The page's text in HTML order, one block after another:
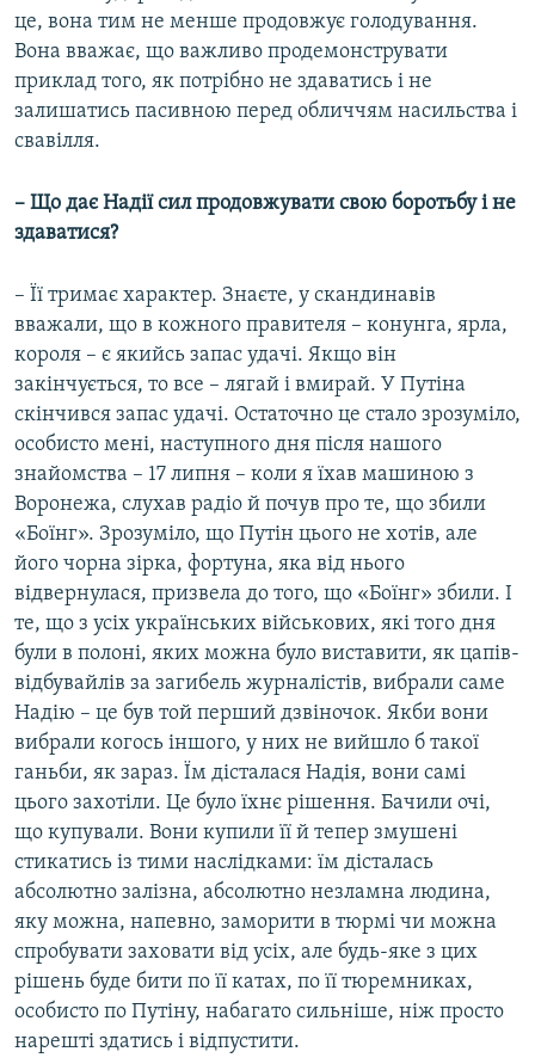
це, вона тим не менше продовжує голодування.
Вона вважає, що важливо продемонструвати
приклад того, як потрібно не здаватись і не
залишатись пасивною перед обличчям насильства і
свавілля.
– Що дає Надії сил продовжувати свою боротьбу і не
здаватися?
– Її тримає характер. Знаєте, у скандинавів
вважали, що в кожного правителя – конунга, ярла,
короля – є якийсь запас удачі. Якщо він
закінчується, то все – лягай і вмирай. У Путіна
скінчився запас удачі. Остаточно це стало зрозуміло,
особисто мені, наступного дня після нашого
знайомства – 17 липня – коли я їхав машиною з
Воронежа, слухав радіо й почув про те, що збили
«Боїнг». Зрозуміло, що Путін цього не хотів, але
його чорна зірка, фортуна, яка від нього
відвернулася, призвела до того, що «Боїнг» збили. І
те, що з усіх українських військових, які того дня
були в полоні, яких можна було виставити, як цапів-
відбувайлів за загибель журналістів, вибрали саме
Надію – це був той перший дзвіночок. Якби вони
вибрали когось іншого, у них не вийшло б такої
ганьби, як зараз. Їм дісталася Надія, вони самі
цього захотіли. Це було їхнє рішення. Бачили очі,
що купували. Вони купили її й тепер змушені
стикатись із тими наслідками: їм дісталась
абсолютно залізна, абсолютно незламна людина,
яку можна, напевно, заморити в тюрмі чи можна
спробувати заховати від усіх, але будь-яке з цих
рішень буде бити по її катах, по її тюремниках,
особисто по Путіну, набагато сильніше, ніж просто
нарешті здатись і відпустити.